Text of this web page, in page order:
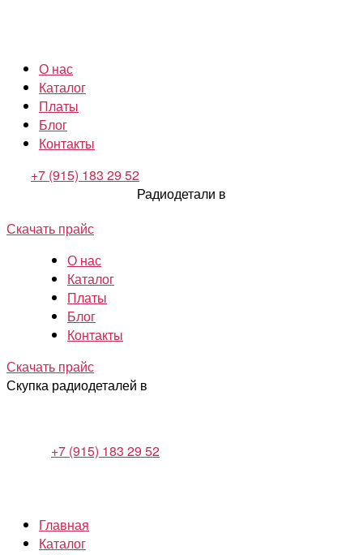
О нас
Каталог
Платы
Блог
Контакты
+7 (915) 183 29 52
Радиодетали в
Скачать прайс
О нас
Каталог
Платы
Блог
Контакты
Скачать прайс
Скупка радиодеталей в
+7 (915) 183 29 52
Главная
Каталог